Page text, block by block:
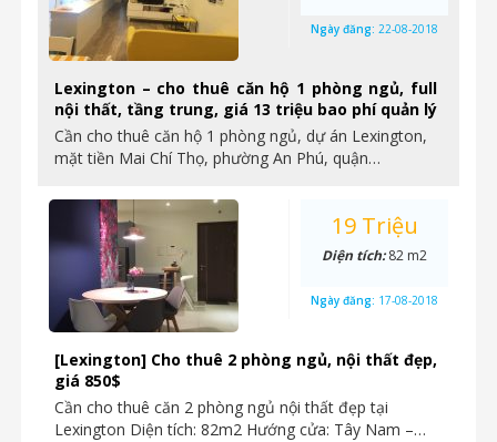
Lexington – cho thuê căn hộ 1 phòng ngủ, full
nội thất, tầng trung, giá 13 triệu bao phí quản lý
Cần cho thuê căn hộ 1 phòng ngủ, dự án Lexington,
mặt tiền Mai Chí Thọ, phường An Phú, quận…
Ngày đăng: 22-08-2018
[Lexington] Cho thuê 2 phòng ngủ, nội thất đẹp,
giá 850$
Cần cho thuê căn 2 phòng ngủ nội thất đẹp tại
Lexington Diện tích: 82m2 Hướng cửa: Tây Nam –…
19 Triệu
Diện tích:82 m2
Ngày đăng: 17-08-2018